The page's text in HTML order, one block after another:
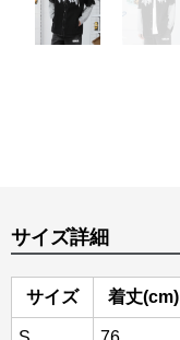
サイズ詳細
サイズ 着丈(cm)